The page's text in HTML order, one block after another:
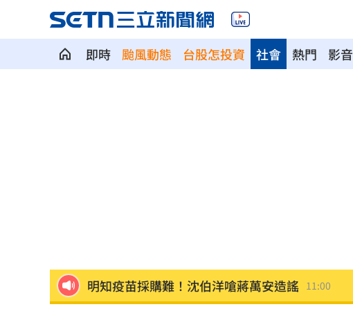
即時 颱風動態 台股怎投資 熱門 影音
社會
明知疫苗採購難！沈伯洋嗆蔣萬安造謠 11:00